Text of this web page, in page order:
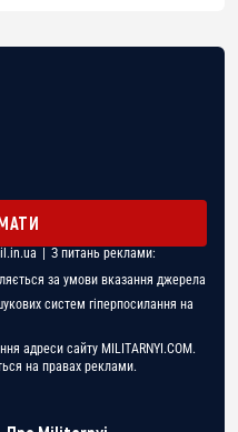
| З питань реклами:
за умови вказання джерела
систем гіперпосилання на
адреси сайту MILITARNYI.COM.
на правах реклами.